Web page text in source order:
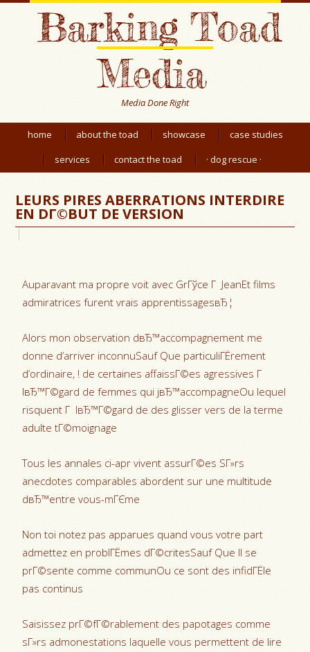
Barking Toad
Media
Media Done Right
home about the toad showcase
case studies
services
contact the toad · dog rescue ·
LEURS PIRES ABERRATIONS INTERDIRE
EN DГ©BUT DE VERSION
Auparavant ma propre voit avec GrГўce Г JeanEt films
admiratrices furent vrais apprentissagesвЂ¦
Alors mon observation dвЂ™accompagnement me
donne d’arriver inconnuSauf Que particuliГЁrement
d’ordinaire, ! de certaines affaissГ©es agressives Г
lвЂ™Г©gard de femmes qui jвЂ™accompagneOu lequel
risquent Г lвЂ™Г©gard de des glisser vers de la terme
adulte tГ©moignage
Tous les annales ci-apr vivent assurГ©es SГ»rs
anecdotes comparables abordent sur une multitude
dвЂ™entre vous-mГЄme
Non toi notez pas apparues quand vous votre part
admettez en problГЁmes dГ©critesSauf Que Il se
prГ©sente comme communOu ce sont des infidГЁle
pas continus
Saisissez prГ©fГ©rablement des papotages comme
sГ»rs admonestations laquelle vous permettent de lire